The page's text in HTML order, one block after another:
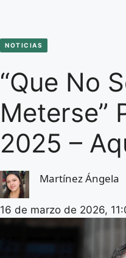
NOTICIAS
“Que No
Meterse”
2025 –
Martínez Ángela
16 de marzo de 2026,